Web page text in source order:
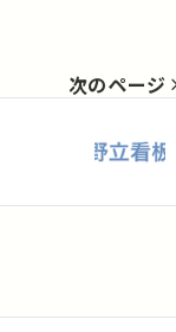
次のページ